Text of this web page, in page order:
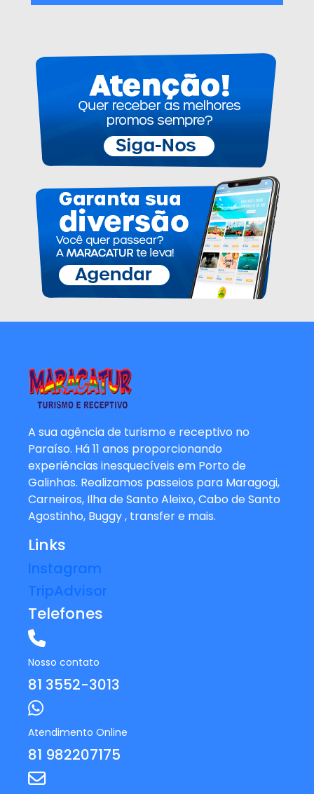
A sua agência de turismo e receptivo no
Paraíso. Há 11 anos proporcionando
experiências inesquecíveis em Porto de
Galinhas. Realizamos passeios para Maragogi,
Carneiros, Ilha de Santo Aleixo, Cabo de Santo
Agostinho, Buggy , transfer e mais.
Links
Instagram
TripAdvisor
Telefones
Nosso contato
81 3552-3013
Atendimento Online
81 982207175